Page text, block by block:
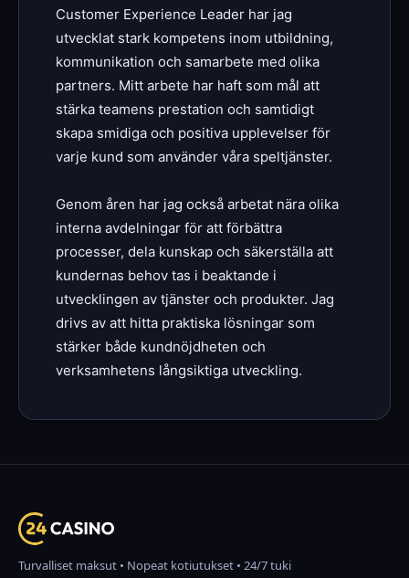
Customer Experience Leader har jag
utvecklat stark kompetens inom utbildning,
kommunikation och samarbete med olika
partners. Mitt arbete har haft som mål att
stärka teamens prestation och samtidigt
skapa smidiga och positiva upplevelser för
varje kund som använder våra speltjänster.
Genom åren har jag också arbetat nära olika
interna avdelningar för att förbättra
processer, dela kunskap och säkerställa att
kundernas behov tas i beaktande i
utvecklingen av tjänster och produkter. Jag
drivs av att hitta praktiska lösningar som
stärker både kundnöjdheten och
verksamhetens långsiktiga utveckling.
Turvalliset maksut • Nopeat kotiutukset • 24/7 tuki